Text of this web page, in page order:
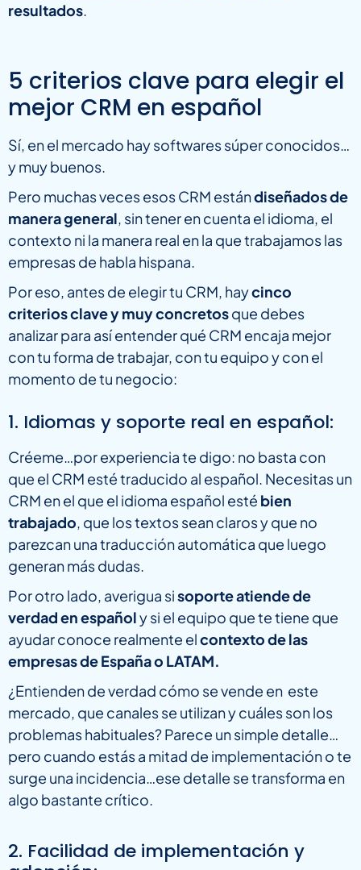
resultados.
5 criterios clave para elegir el
mejor CRM en español
Sí, en el mercado hay softwares súper conocidos…
y muy buenos.
Pero muchas veces esos CRM estándiseñados de
manera general, sin tener en cuenta el idioma, el
contexto ni la manera real en la que trabajamos las
empresas de habla hispana.
Por eso, antes de elegir tu CRM, haycinco
criterios clave y muy concretosque debes
analizar para así entender qué CRM encaja mejor
con tu forma de trabajar, con tu equipo y con el
momento de tu negocio:
1. Idiomas y soporte real en español:
Créeme…por experiencia te digo: no basta con
que el CRM esté traducido al español. Necesitas un
CRM en el que el idioma español esté bien
trabajado, que los textos sean claros y que no
parezcan una traducción automática que luego
generan más dudas.
Por otro lado, averigua sisoporte atiende de
verdad en españoly si el equipo que te tiene que
ayudar conoce realmente elcontexto de las
empresas de España o LATAM.
¿Entienden de verdad cómo se vende en este
mercado, que canales se utilizan y cuáles son los
problemas habituales? Parece un simple detalle…
pero cuando estás a mitad de implementación o te
surge una incidencia…ese detalle se transforma en
algo bastante crítico.
2. Facilidad de implementación y